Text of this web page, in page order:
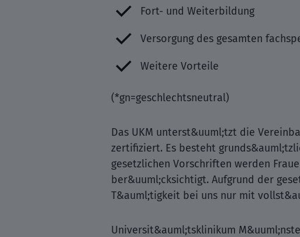
Fort- und Weiterbildung
Versorgung des gesamten
Weitere Vorteile
(*gn=geschlechtsneutral)
Das UKM unterst&uuml;tzt die
zertifiziert. Es besteht
gesetzlichen Vorschriften werden
ber&uuml;cksichtigt. Aufgrund der
T&auml;tigkeit bei uns nur mit
Universit&auml;tsklinikum